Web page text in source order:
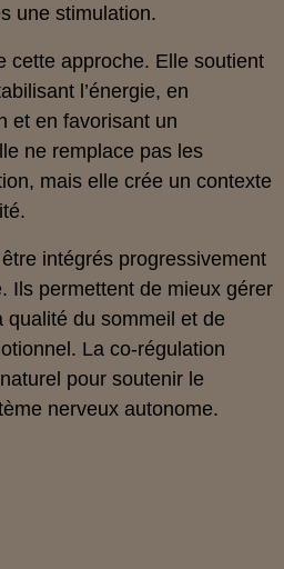
une stimulation.
cette approche. Elle soutient
l’énergie, en
et en favorisant un
ne remplace pas les
mais elle crée un contexte
intégrés progressivement
Ils permettent de mieux gérer
qualité du sommeil et de
La co‑régulation
pour soutenir le
nerveux autonome.